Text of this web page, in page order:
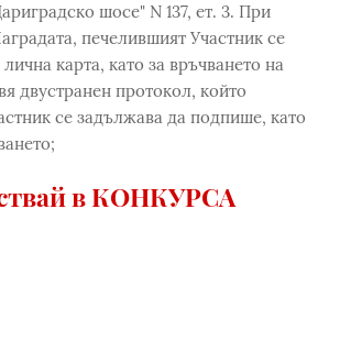
шосе" N 137, ет. 3. При
печелившият Участник се
карта, като за връчването на
двустранен протокол, който
се задължава да подпише, като
в КОНКУРСА